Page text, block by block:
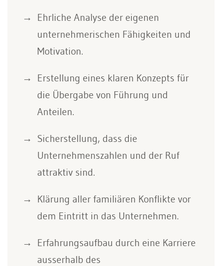
Ehrliche Analyse der eigenen
unternehmerischen Fähigkeiten und
Motivation.
Erstellung eines klaren Konzepts für
die Übergabe von Führung und
Anteilen.
Sicherstellung, dass die
Unternehmenszahlen und der Ruf
attraktiv sind.
Klärung aller familiären Konflikte vor
dem Eintritt in das Unternehmen.
Erfahrungsaufbau durch eine Karriere
ausserhalb des